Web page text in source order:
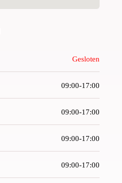
Gesloten
09:00-17:00
09:00-17:00
09:00-17:00
09:00-17:00